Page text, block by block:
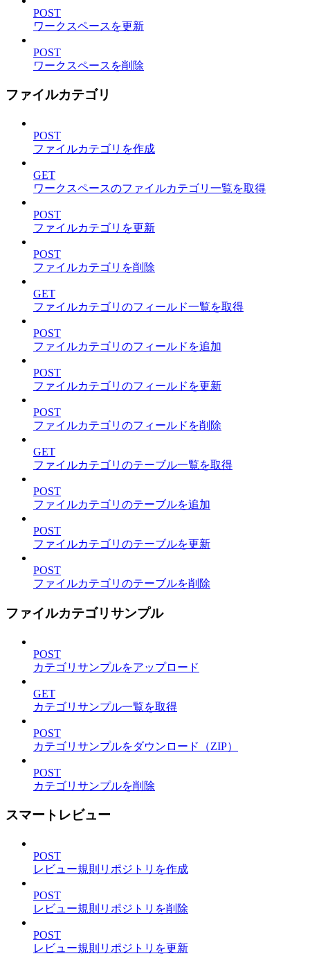
POST
ワークスペースを更新
POST
ワークスペースを削除
ファイルカテゴリ
POST
ファイルカテゴリを作成
GET
ワークスペースのファイルカテゴリ一覧を取得
POST
ファイルカテゴリを更新
POST
ファイルカテゴリを削除
GET
ファイルカテゴリのフィールド一覧を取得
POST
ファイルカテゴリのフィールドを追加
POST
ファイルカテゴリのフィールドを更新
POST
ファイルカテゴリのフィールドを削除
GET
ファイルカテゴリのテーブル一覧を取得
POST
ファイルカテゴリのテーブルを追加
POST
ファイルカテゴリのテーブルを更新
POST
ファイルカテゴリのテーブルを削除
ファイルカテゴリサンプル
POST
カテゴリサンプルをアップロード
GET
カテゴリサンプル一覧を取得
POST
カテゴリサンプルをダウンロード（ZIP）
POST
カテゴリサンプルを削除
スマートレビュー
POST
レビュー規則リポジトリを作成
POST
レビュー規則リポジトリを削除
POST
レビュー規則リポジトリを更新